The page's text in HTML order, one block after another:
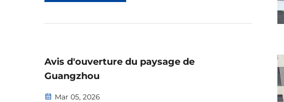
Avis d'ouverture du paysage de
Guangzhou
Mar 05, 2026